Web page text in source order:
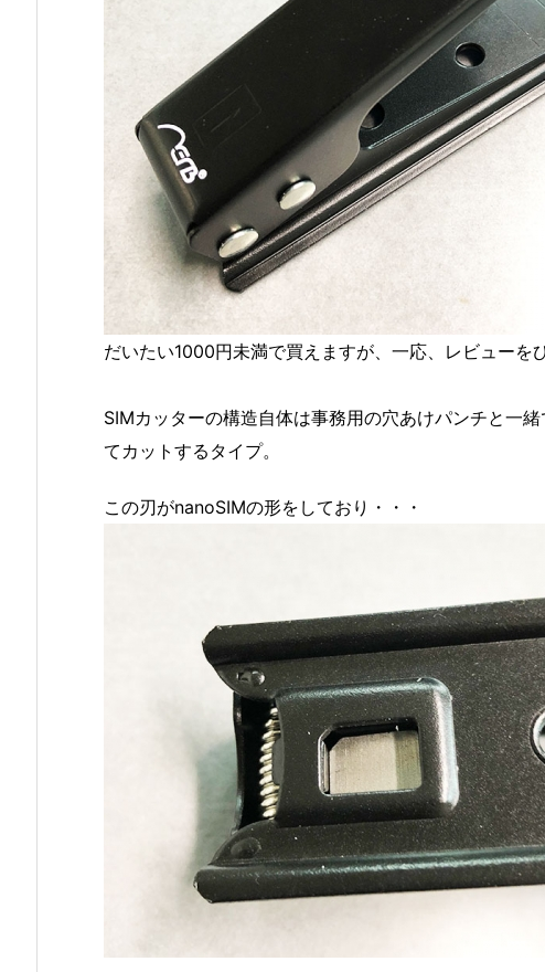
だいたい1000円未満で買えますが、一応、レビューを
SIMカッターの構造自体は事務用の穴あけパンチと一
てカットするタイプ。
この刃がnanoSIMの形をしており・・・